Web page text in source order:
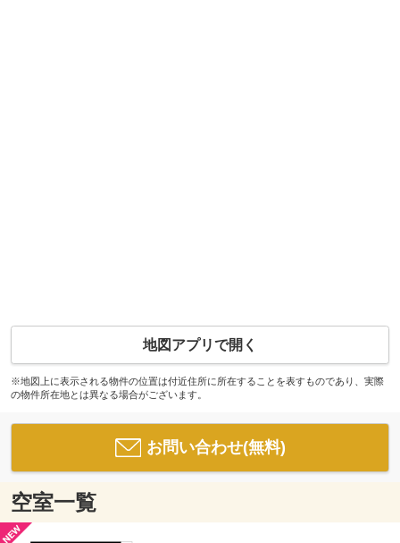
地図アプリで開く
※地図上に表示される物件の位置は付近住所に所在することを表すものであり、実際
の物件所在地とは異なる場合がございます。
お問い合わせ(無料)
空室一覧